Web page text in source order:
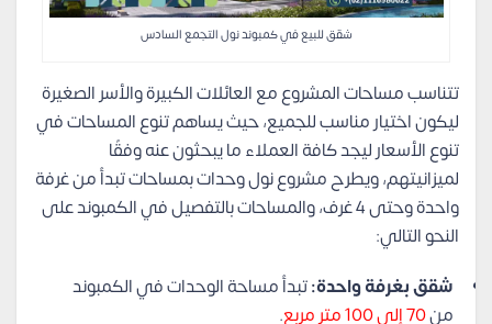
شقق للبيع في كمبوند نول التجمع السادس
تتناسب مساحات المشروع مع العائلات الكبيرة والأسر الصغيرة
ليكون اختيار مناسب للجميع، حيث يساهم تنوع المساحات في
تنوع الأسعار ليجد كافة العملاء ما يبحثون عنه وفقًا
لميزانيتهم، ويطرح مشروع نول وحدات بمساحات تبدأ من غرفة
واحدة وحتى 4 غرف، والمساحات بالتفصيل في الكمبوند على
النحو التالي:
شقق بغرفة واحدة:تبدأ مساحة الوحدات في الكمبوند
من70 إلى 100 متر مربع
.